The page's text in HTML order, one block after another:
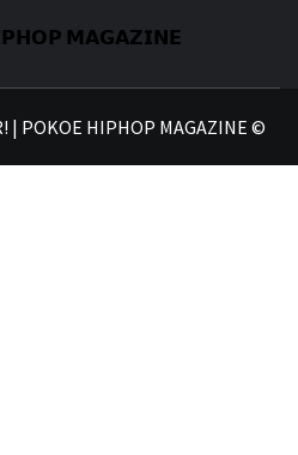
| POKOE HIPHOP MAGAZINE ©